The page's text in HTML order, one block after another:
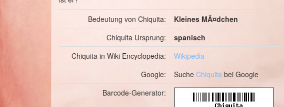
Bedeutung von Chiquita:
Kleines MÃ¤dchen
Chiquita Ursprung:
spanisch
Chiquita in Wiki Encyclopedia:
Wikipedia
Google:
SucheChiquita bei Google
Barcode-Generator: